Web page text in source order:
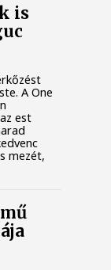
is
A One
est
mezét,